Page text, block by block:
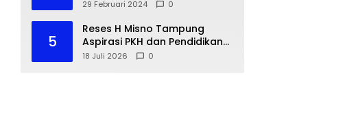
29 Februari 2024 0
5
Reses H Misno Tampung
Aspirasi PKH dan Pendidikan
Warga Air Jamban
18 Juli 2026 0